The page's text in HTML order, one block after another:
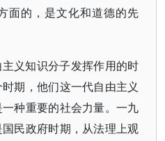
面的，是文化和道德的先
义知识分子发挥作用的时
期，他们这一代自由主义
种重要的社会力量。一九
民政府时期，从法理上观